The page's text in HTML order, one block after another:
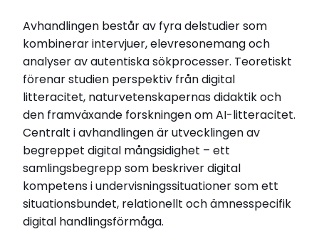
Avhandlingen består av fyra delstudier som
kombinerar intervjuer, elevresonemang och
analyser av autentiska sökprocesser. Teoretiskt
förenar studien perspektiv från digital
litteracitet, naturvetenskapernas didaktik och
den framväxande forskningen om AI-litteracitet.
Centralt i avhandlingen är utvecklingen av
begreppet digital mångsidighet – ett
samlingsbegrepp som beskriver digital
kompetens i undervisningssituationer som ett
situationsbundet, relationellt och ämnesspecifik
digital handlingsförmåga.